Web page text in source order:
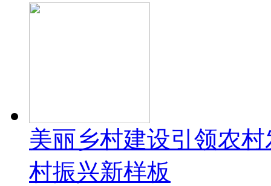
美丽乡村建设引领农
村振兴新样板